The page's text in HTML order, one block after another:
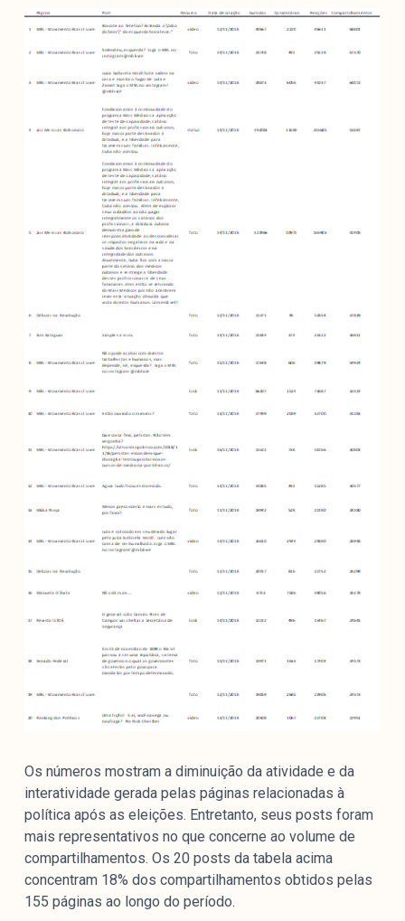
Diretório de Grupos de Pesquisa do CNPq e é sediado
no Instituto de Estudos Sociais e Políticos (IESP) da
Universidade do Estado do Rio de Janeiro (UERJ). O
Manchetômetro não tem filiação com partidos ou grupos
Parceria
Os números mostram a diminuição da atividade e da
interatividade gerada pelas páginas relacionadas à
política após as eleições. Entretanto, seus posts foram
mais representativos no que concerne ao volume de
compartilhamentos. Os 20 posts da tabela acima
concentram 18% dos compartilhamentos obtidos pelas
155 páginas ao longo do período.